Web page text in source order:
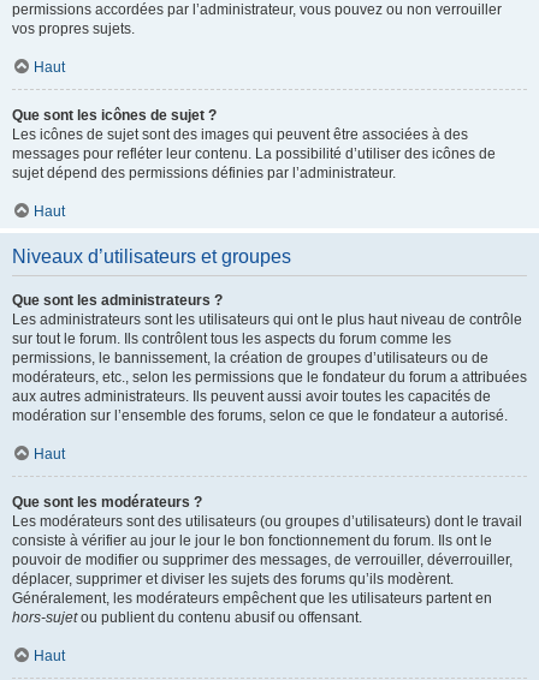
permissions accordées par l’administrateur, vous pouvez ou non verrouiller
vos propres sujets.
Haut
Que sont les icônes de sujet ?
Les icônes de sujet sont des images qui peuvent être associées à des
messages pour refléter leur contenu. La possibilité d’utiliser des icônes de
sujet dépend des permissions définies par l’administrateur.
Haut
Niveaux d’utilisateurs et groupes
Que sont les administrateurs ?
Les administrateurs sont les utilisateurs qui ont le plus haut niveau de contrôle
sur tout le forum. Ils contrôlent tous les aspects du forum comme les
permissions, le bannissement, la création de groupes d’utilisateurs ou de
modérateurs, etc., selon les permissions que le fondateur du forum a attribuées
aux autres administrateurs. Ils peuvent aussi avoir toutes les capacités de
modération sur l’ensemble des forums, selon ce que le fondateur a autorisé.
Haut
Que sont les modérateurs ?
Les modérateurs sont des utilisateurs (ou groupes d’utilisateurs) dont le travail
consiste à vérifier au jour le jour le bon fonctionnement du forum. Ils ont le
pouvoir de modifier ou supprimer des messages, de verrouiller, déverrouiller,
déplacer, supprimer et diviser les sujets des forums qu’ils modèrent.
Généralement, les modérateurs empêchent que les utilisateurs partent en
hors-sujetou publient du contenu abusif ou offensant.
Haut